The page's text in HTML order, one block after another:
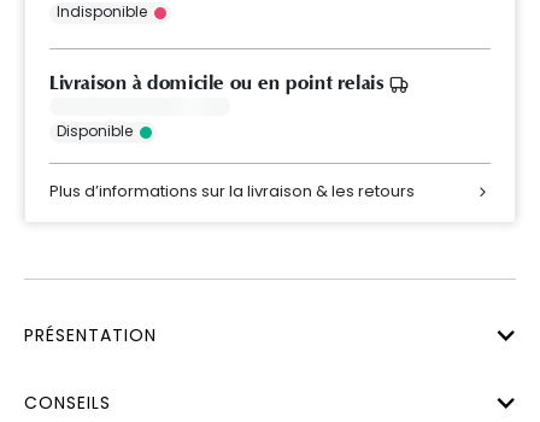
Indisponible
Livraison à domicile ou en point relais
Disponible
Plus d’informations sur la livraison & les retours
PRÉSENTATION
CONSEILS